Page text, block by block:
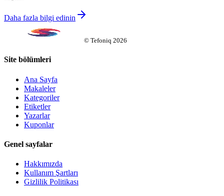
Daha fazla bilgi edinin
© Tefoniq 2026
Site bölümleri
Ana Sayfa
Makaleler
Kategoriler
Etiketler
Yazarlar
Kuponlar
Genel sayfalar
Hakkımızda
Kullanım Şartları
Gizlilik Politikası